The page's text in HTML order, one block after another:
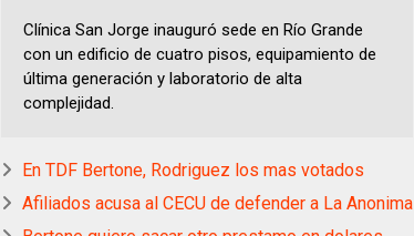
Clínica San Jorge inauguró sede en Río Grande
con un edificio de cuatro pisos, equipamiento de
última generación y laboratorio de alta
complejidad.
En TDF Bertone, Rodriguez los mas votados
Afiliados acusa al CECU de defender a La Anonima